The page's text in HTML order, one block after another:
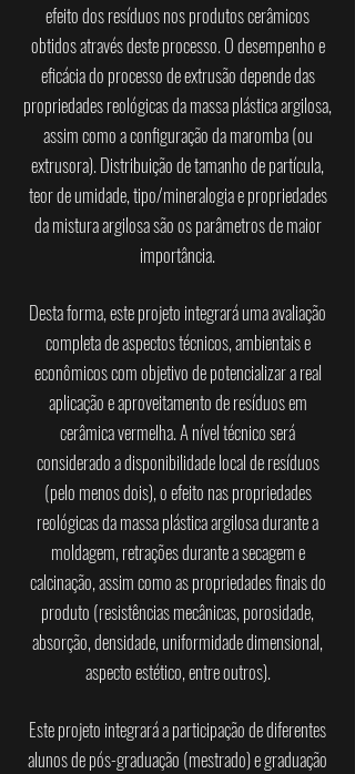
efeito dos resíduos nos produtos cerâmicos
obtidos através deste processo. O desempenho e
eficácia do processo de extrusão depende das
propriedades reológicas da massa plástica argilosa,
assim como a configuração da maromba (ou
extrusora). Distribuição de tamanho de partícula,
teor de umidade, tipo/mineralogia e propriedades
da mistura argilosa são os parâmetros de maior
importância.
Desta forma, este projeto integrará uma avaliação
completa de aspectos técnicos, ambientais e
econômicos com objetivo de potencializar a real
aplicação e aproveitamento de resíduos em
cerâmica vermelha. A nível técnico será
considerado a disponibilidade local de resíduos
(pelo menos dois), o efeito nas propriedades
reológicas da massa plástica argilosa durante a
moldagem, retrações durante a secagem e
calcinação, assim como as propriedades finais do
produto (resistências mecânicas, porosidade,
absorção, densidade, uniformidade dimensional,
aspecto estético, entre outros).
Este projeto integrará a participação de diferentes
alunos de pós-graduação (mestrado) e graduação